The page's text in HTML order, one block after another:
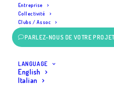
Entreprise
Collectivité
Clubs / Assoc
PARLEZ-NOUS DE VOTRE
LANGUAGE
English
Italian